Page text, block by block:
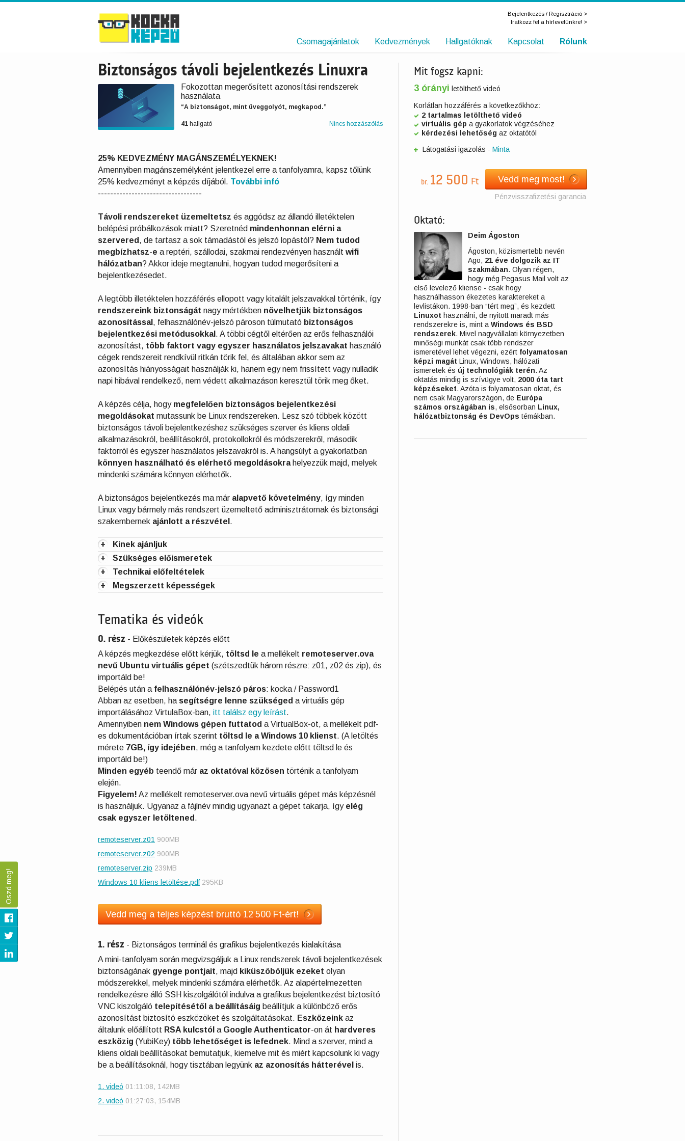
Bejelentkezés / Regisztráció >
Iratkozz fel a hírlevelünkre! >
Csomagajánlatok Kedvezmények Hallgatóknak Kapcsolat Rólunk
Biztonságos távoli bejelentkezés Linuxra
Fokozottan megerősített azonosítási rendszerek
használata
“A biztonságot, mint üveggolyót, megkapod.”
41 hallgató Nincs hozzászólás
25% KEDVEZMÉNY MAGÁNSZEMÉLYEKNEK!
Amennyiben magánszemélyként jelentkezel erre a tanfolyamra, kapsz tőlünk
25% kedvezményt a képzés díjából. További infó
----------------------------------
Távoli rendszereket üzemeltetsz és aggódsz az állandó illetéktelen
belépési próbálkozások miatt? Szeretnéd mindenhonnan elérni a
szervered , de tartasz a sok támadástól és jelszó lopástól? Nem tudod
megbízhatsz-e a reptéri, szállodai, szakmai rendezvényen használt wifi
hálózatban? Akkor ideje megtanulni, hogyan tudod megerősíteni a
bejelentkezésedet.
A legtöbb illetéktelen hozzáférés ellopott vagy kitalált jelszavakkal történik, így
rendszereink biztonságát nagy mértékben növelhetjük biztonságos
azonosítással , felhasználónév-jelszó pároson túlmutató biztonságos
bejelentkezési metódusokkal . A többi cégtől eltérően az erős felhasználói
azonosítást, több faktort vagy egyszer használatos jelszavakat használó
cégek rendszereit rendkívül ritkán törik fel, és általában akkor sem az
azonosítás hiányosságait használják ki, hanem egy nem frissített vagy nulladik
napi hibával rendelkező, nem védett alkalmazáson keresztül törik meg őket.
A képzés célja, hogy megfelelően biztonságos bejelentkezési
megoldásokat mutassunk be Linux rendszereken. Lesz szó többek között
biztonságos távoli bejelentkezéshez szükséges szerver és kliens oldali
alkalmazásokról, beállításokról, protokollokról és módszerekről, második
faktorról és egyszer használatos jelszavakról is. A hangsúlyt a gyakorlatban
könnyen használható és elérhető megoldásokrahelyezzük majd, melyek
mindenki számára könnyen elérhetők.
A biztonságos bejelentkezés ma már alapvető követelmény, így minden
Linux vagy bármely más rendszert üzemeltető adminisztrátornak és biztonsági
szakembernek ajánlott a részvétel .
+
Kinek ajánljuk
+
Szükséges előismeretek
+
Technikai előfeltételek
+
Megszerzett képességek
Tematika és videók
0. rész - Előkészületek képzés előtt
A képzés megkezdése előtt kérjük, töltsd le a mellékelt remoteserver.ova
nevű Ubuntu virtuális gépet (szétszedtük három részre: z01, z02 és zip), és
importáld be!
Belépés után a felhasználónév-jelszó páros: kocka / Password1
Abban az esetben, ha segítségre lenne szükséged a virtuális gép
importálásához VirtulaBox-ban, itt találsz egy leírást.
Amennyiben nem Windows gépen futtatod a VirtualBox-ot, a mellékelt pdf-
es dokumentációban írtak szerint töltsd le a Windows 10 klienst. (A letöltés
mérete 7GB, így idejében, még a tanfolyam kezdete előtt töltsd le és
importáld be!)
Minden egyéb teendő már az oktatóval közösen történik a tanfolyam
elején.
Figyelem! Az mellékelt remoteserver.ova nevű virtuális gépet más képzésnél
is használjuk. Ugyanaz a fájlnév mindig ugyanazt a gépet takarja, így elég
csak egyszer letöltened .
remoteserver.z01 900MB
remoteserver.z02 900MB
remoteserver.zip 239MB
Windows 10 kliens letöltése.pdf295KB
Vedd meg a teljes képzést bruttó 12 500 Ft-ért!
1. rész - Biztonságos terminál és grafikus bejelentkezés kialakítása
A mini-tanfolyam során megvizsgáljuk a Linux rendszerek távoli bejelentkezések
biztonságának gyenge pontjait, majd kiküszöböljük ezeket olyan
módszerekkel, melyek mindenki számára elérhetők. Az alapértelmezetten
rendelkezésre álló SSH kiszolgálótól indulva a grafikus bejelentkezést biztosító
VNC kiszolgáló telepítésétől a beállításáig beállítjuk a különböző erős
azonosítást biztosító eszközöket és szolgáltatásokat. Eszközeink az
általunk előállított RSA kulcstól a Google Authenticator-on át hardveres
eszközig (YubiKey) több lehetőséget is lefednek. Mind a szerver, mind a
kliens oldali beállításokat bemutatjuk, kiemelve mit és miért kapcsolunk ki vagy
be a beállításoknál, hogy tisztában legyünk az azonosítás hátterével is.
1. videó 01:11:08, 142MB
2. videó 01:27:03, 154MB
Mit fogsz kapni:
3 órányi letölthető videó
Korlátlan hozzáférés a következőkhöz:
2 tartalmas letölthető videó
virtuális gép a gyakorlatok végzéséhez
kérdezési lehetőség az oktatótól
Látogatási igazolás - Minta
br. 12 500 Ft Vedd meg most!
Pénzvisszafizetési garancia
Oktató:
Deim Ágoston
Ágoston, közismertebb nevén
Ago, 21 éve dolgozik az IT
szakmában. Olyan régen,
hogy még Pegasus Mail volt az
első levelező kliense - csak hogy
használhasson ékezetes karaktereket a
levlistákon. 1998-ban “tért meg”, és kezdett
Linuxot használni, de nyitott maradt más
rendszerekre is, mint a Windows és BSD
rendszerek. Mivel nagyvállalati környezetben
minőségi munkát csak több rendszer
ismeretével lehet végezni, ezért folyamatosan
képzi magát Linux, Windows, hálózati
ismeretek és új technológiák terén. Az
oktatás mindig is szívügye volt, 2000 óta tart
képzéseket. Azóta is folyamatosan oktat, és
nem csak Magyarországon, de Európa
számos országában is, elsősorban Linux,
hálózatbiztonság és DevOps témákban.
Oszd meg!